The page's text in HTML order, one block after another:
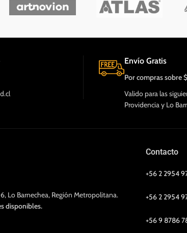
Envío Gratis
Por compras
Valido para las
Providencia y Lo
Lo Barnechea, Región Metropolitana.
disponibles.
Contacto
+56 2 2954
+56 2 2954
+56 9 8786